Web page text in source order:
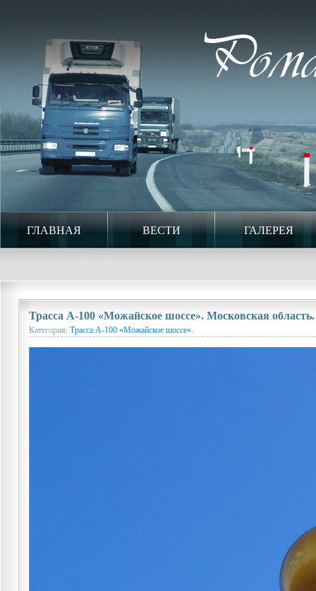
ГЛАВНАЯ ВЕСТИ ГАЛЕРЕЯ
Трасса А-100 «Можайское шоссе». Московская
Категория: Трасса А-100 «Можайское шоссе».